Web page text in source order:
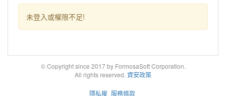
未登入或權限不足!
© Copyright since 2017 by FormosaSoft Corporation.
All rights reserved. 資安政策
隱私權 服務條款